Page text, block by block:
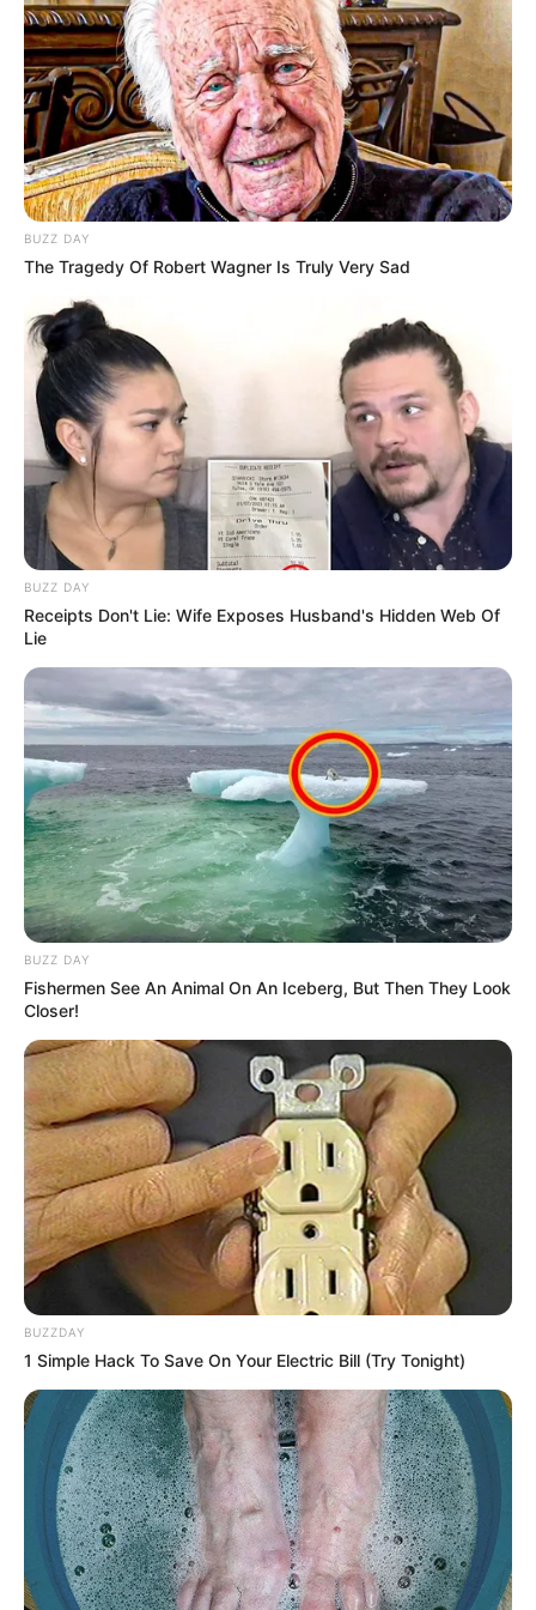
അവശേഷിച്ച ഫയലുകളാണ് ഇപ്പോള്‍
കൈമാറിയിരിക്കുന്നത്. പ്രധാനമന്ത്രിയുടെ
ഓഫീസിലും വിദേശകാര്യമന്ത്രാലയത്തിലും
ആഭ്യന്തരമന്ത്രാലയത്തിലും ഉണ്ടായിരുന്ന
ഫയലുകളാണ് പുറത്തുവിട്ടത്.
BUZZ DAY
The Tragedy Of Robert Wagner Is Truly Very Sad
BUZZ DAY
Receipts Don't Lie: Wife Exposes Husband's Hidden Web Of
Lie
BUZZ DAY
Fishermen See An Animal On An Iceberg, But Then They Look
Closer!
BUZZDAY
1 Simple Hack To Save On Your Electric Bill (Try Tonight)